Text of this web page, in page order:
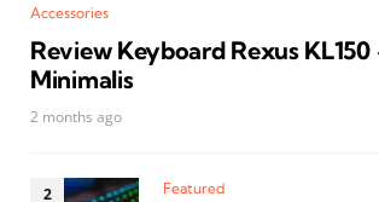
Accessories
Review Keyboard Rexus KL150
Minimalis
2 months ago
Featured